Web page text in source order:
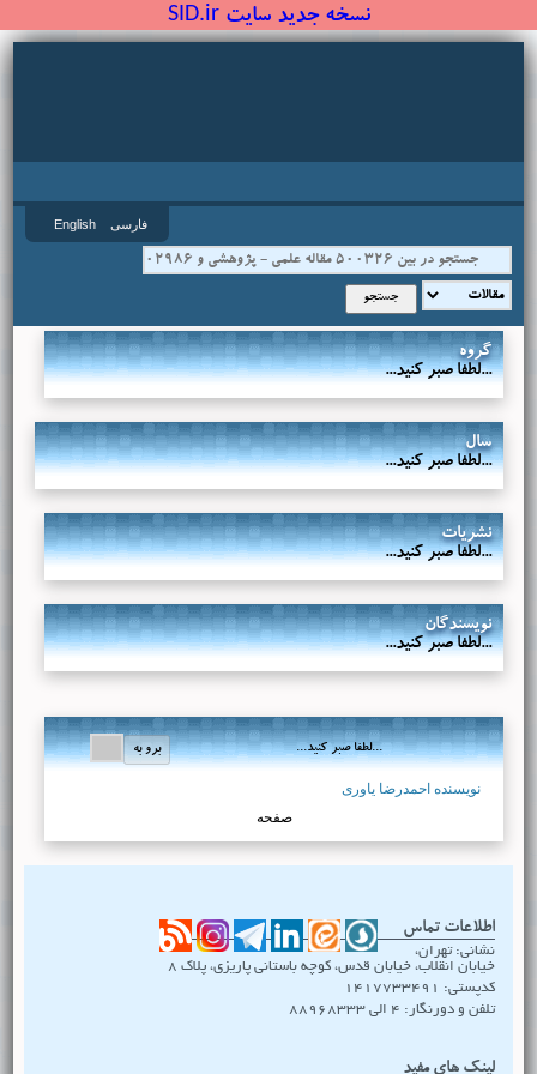
نسخه جدید سایت SID.ir
فارسی English
گروه
...لطفا صبر کنید...
سال
...لطفا صبر کنید...
نشریات
...لطفا صبر کنید...
نویسندگان
...لطفا صبر کنید...
...لطفا صبر کنید...
نویسنده احمدرضا یاوری
صفحه
اطلاعات تماس
نشانی: تهران،
خیابان انقلاب، خیابان قدس، کوچه باستانی پاریزی، پلاک ۸
کدپستی: 1417733491
تلفن و دورنگار: 4 الی 88968333
لینک های مفید